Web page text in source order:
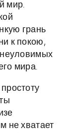
мир.
грань
к покою,
неуловимых
мира.
не хватает